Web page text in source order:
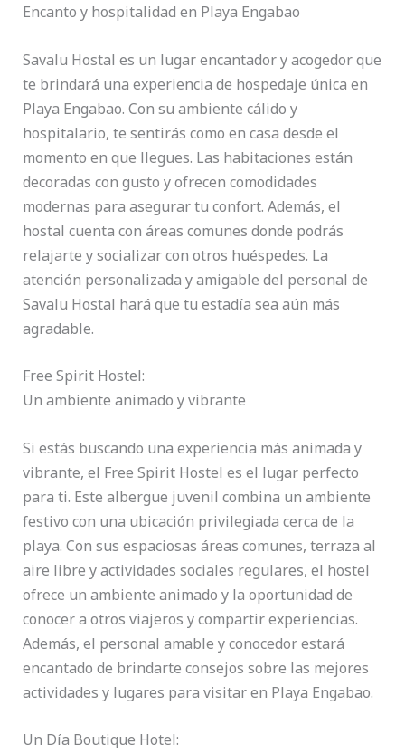
Encanto y hospitalidad en Playa Engabao
Savalu Hostal es un lugar encantador y acogedor que
te brindará una experiencia de hospedaje única en
Playa Engabao. Con su ambiente cálido y
hospitalario, te sentirás como en casa desde el
momento en que llegues. Las habitaciones están
decoradas con gusto y ofrecen comodidades
modernas para asegurar tu confort. Además, el
hostal cuenta con áreas comunes donde podrás
relajarte y socializar con otros huéspedes. La
atención personalizada y amigable del personal de
Savalu Hostal hará que tu estadía sea aún más
agradable.
Free Spirit Hostel:
Un ambiente animado y vibrante
Si estás buscando una experiencia más animada y
vibrante, el Free Spirit Hostel es el lugar perfecto
para ti. Este albergue juvenil combina un ambiente
festivo con una ubicación privilegiada cerca de la
playa. Con sus espaciosas áreas comunes, terraza al
aire libre y actividades sociales regulares, el hostel
ofrece un ambiente animado y la oportunidad de
conocer a otros viajeros y compartir experiencias.
Además, el personal amable y conocedor estará
encantado de brindarte consejos sobre las mejores
actividades y lugares para visitar en Playa Engabao.
Un Día Boutique Hotel: